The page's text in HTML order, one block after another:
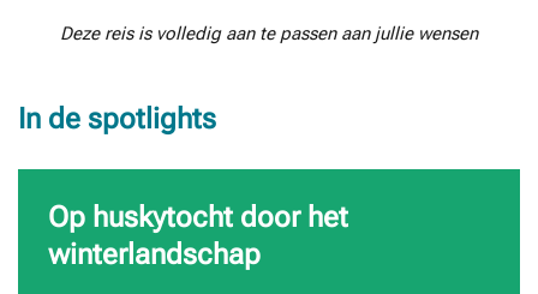
Deze reis is volledig aan te passen aan jullie wensen
In de spotlights
Op huskytocht door het
winterlandschap